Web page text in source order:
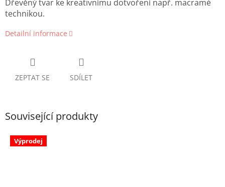
Dřevěný tvar ke kreativnímu dotvoření např. macramé
technikou.
Detailní informace
ZEPTAT SE SDÍLET
Související produkty
Výprodej